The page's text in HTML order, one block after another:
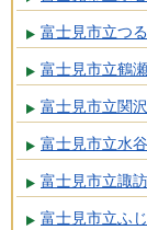
富士見市立つ
富士見市立鶴
富士見市立関
富士見市立水
富士見市立諏
富士見市立ふ